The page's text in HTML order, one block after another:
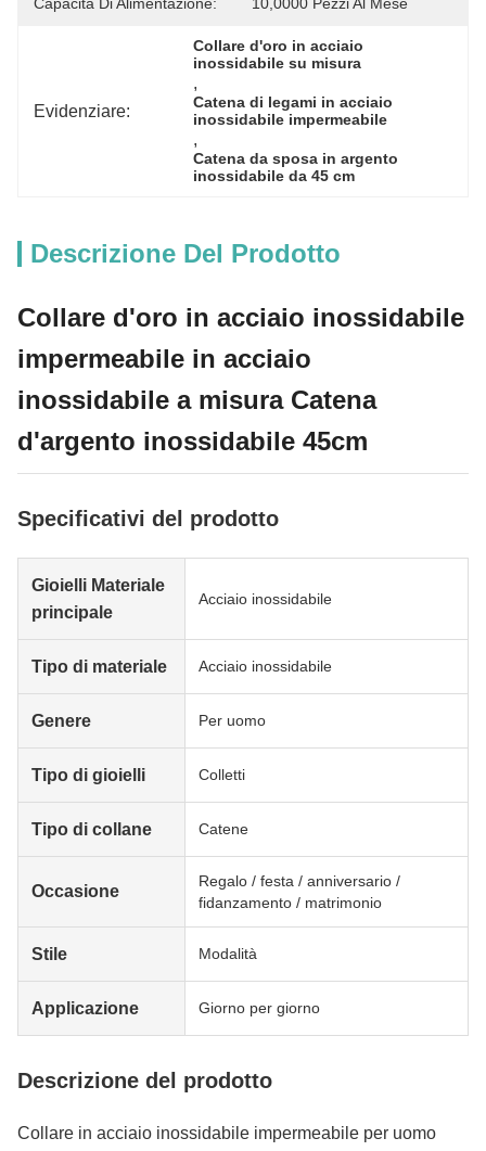
Evidenziare:
Collare d'oro in acciaio
inossidabile su misura
,
Catena di legami in acciaio
inossidabile impermeabile
,
Catena da sposa in argento
inossidabile da 45 cm
Descrizione Del Prodotto
Collare d'oro in acciaio inossidabile
impermeabile in acciaio
inossidabile a misura Catena
d'argento inossidabile 45cm
Specificativi del prodotto
Gioielli Materiale
principale
Acciaio inossidabile
Tipo di materiale Acciaio inossidabile
Genere Per uomo
Tipo di gioielli Colletti
Tipo di collane Catene
Occasione
Regalo / festa / anniversario /
fidanzamento / matrimonio
Stile Modalità
Applicazione Giorno per giorno
Descrizione del prodotto
Collare in acciaio inossidabile impermeabile per uomo